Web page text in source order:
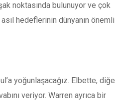
noktasında bulunuyor ve çok
hedeflerinin dünyanın önemli
yoğunlaşacağız. Elbette,
veriyor. Warren ayrıca bir